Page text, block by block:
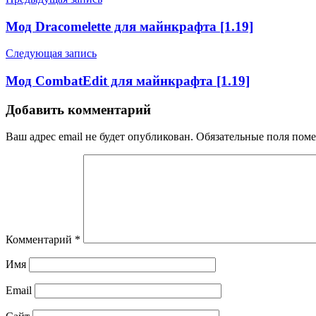
Мод Dracomelette для майнкрафта [1.19]
Следующая запись
Мод CombatEdit для майнкрафта [1.19]
Добавить комментарий
Ваш адрес email не будет опубликован. Обязательные поля
Комментарий *
Имя
Email